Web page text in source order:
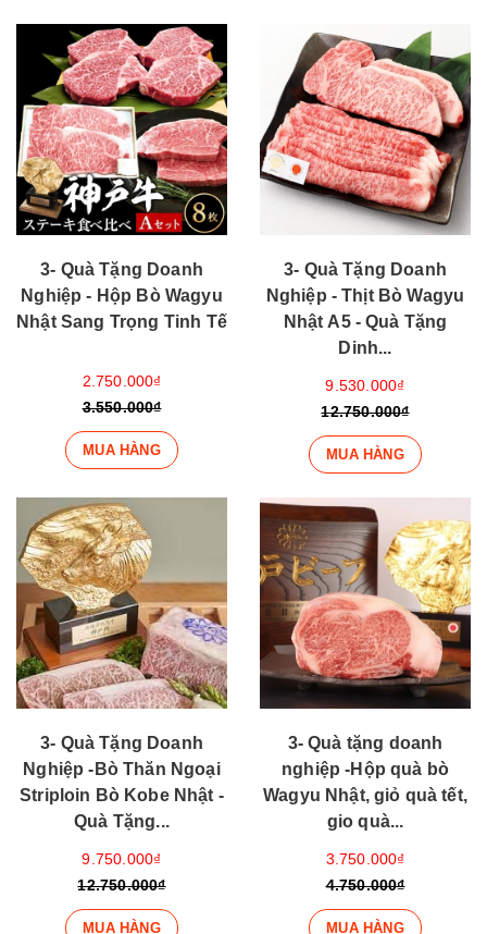
3- Quà Tặng Doanh
Nghiệp - Hộp Bò Wagyu
Nhật Sang Trọng Tinh Tế
2.750.000₫
3.550.000₫
MUA HÀNG
3- Quà Tặng Doanh
Nghiệp - Thịt Bò Wagyu
Nhật A5 - Quà Tặng
Dinh...
9.530.000₫
12.750.000₫
MUA HÀNG
3- Quà Tặng Doanh
Nghiệp -Bò Thăn Ngoại
Striploin Bò Kobe Nhật -
Quà Tặng...
9.750.000₫
12.750.000₫
MUA HÀNG
3- Quà tặng doanh
nghiệp -Hộp quà bò
Wagyu Nhật, giỏ quà tết,
gio quà...
3.750.000₫
4.750.000₫
MUA HÀNG